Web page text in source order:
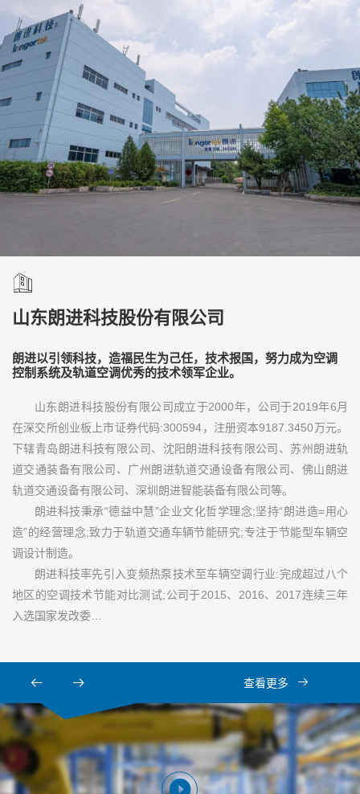
山东朗进科技股份有限公司
朗进以引领科技，造福民生为己任，技术报国，努力成为空调
控制系统及轨道空调优秀的技术领军企业。
山东朗进科技股份有限公司成立于2000年，公司于2019年6月
在深交所创业板上市证券代码:300594，注册资本9187.3450万元。
下辖青岛朗进科技有限公司、沈阳朗进科技有限公司、苏州朗进轨
道交通装备有限公司、广州朗进轨道交通设备有限公司、佛山朗进
轨道交通设备有限公司、深圳朗进智能装备有限公司等。
朗进科技秉承“德益中慧”企业文化哲学理念;坚持“朗进造=用心
造”的经营理念;致力于轨道交通车辆节能研究;专注于节能型车辆空
调设计制造。
朗进科技率先引入变频热泵技术至车辆空调行业:完成超过八个
地区的空调技术节能对比测试;公司于2015、2016、2017连续三年
入选国家发改委…
查看更多